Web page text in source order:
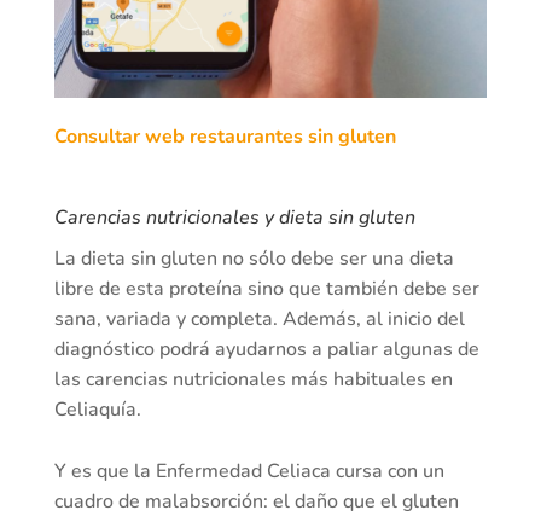
Consultar web restaurantes sin gluten
Carencias nutricionales y dieta sin gluten
La dieta sin gluten no sólo debe ser una dieta
libre de esta proteína sino que también debe ser
sana, variada y completa. Además, al inicio del
diagnóstico podrá ayudarnos a paliar algunas de
las carencias nutricionales más habituales en
Celiaquía.
Y es que la Enfermedad Celiaca cursa con un
cuadro de malabsorción: el daño que el gluten